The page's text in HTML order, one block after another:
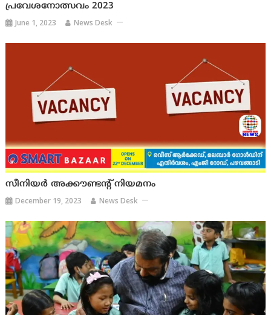
പ്രവേശനോത്സവം 2023
June 1, 2023 News Desk
സീനിയർ അക്കൗണ്ടന്റ് നിയമനം
December 19, 2023 News Desk